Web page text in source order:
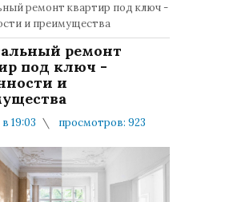
ремонт квартир под ключ -
и преимущества
ремонт
под ключ -
и
в 19:03
просмотров: 923
и публикации